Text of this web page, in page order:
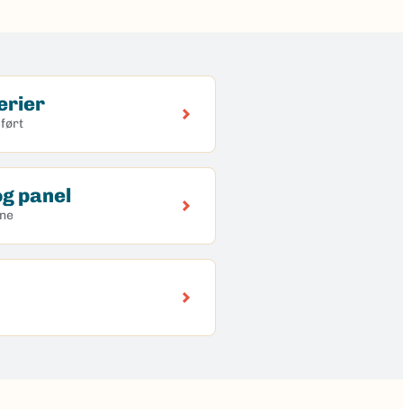
panel